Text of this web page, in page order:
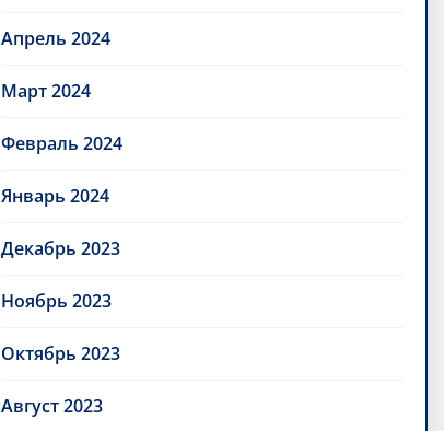
Апрель 2024
Март 2024
Февраль 2024
Январь 2024
Декабрь 2023
Ноябрь 2023
Октябрь 2023
Август 2023